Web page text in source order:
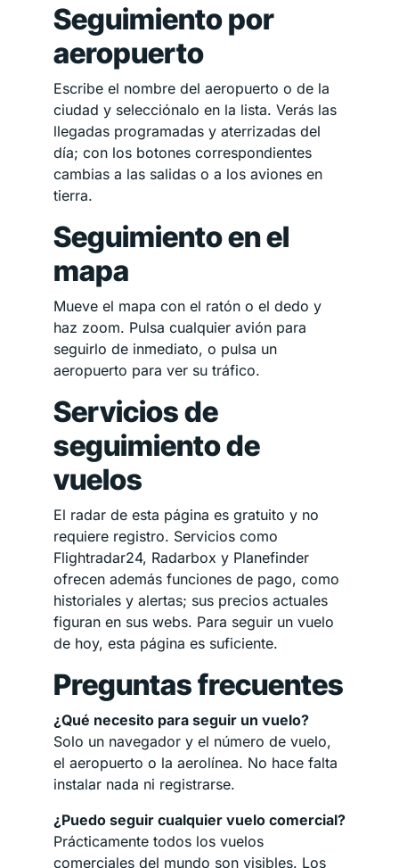
Seguimiento por
aeropuerto
Escribe el nombre del aeropuerto o de la
ciudad y selecciónalo en la lista. Verás las
llegadas programadas y aterrizadas del
día; con los botones correspondientes
cambias a las salidas o a los aviones en
tierra.
Seguimiento en el
mapa
Mueve el mapa con el ratón o el dedo y
haz zoom. Pulsa cualquier avión para
seguirlo de inmediato, o pulsa un
aeropuerto para ver su tráfico.
Servicios de
seguimiento de
vuelos
El radar de esta página es gratuito y no
requiere registro. Servicios como
Flightradar24, Radarbox y Planefinder
ofrecen además funciones de pago, como
historiales y alertas; sus precios actuales
figuran en sus webs. Para seguir un vuelo
de hoy, esta página es suficiente.
Preguntas frecuentes
¿Qué necesito para seguir un vuelo?
Solo un navegador y el número de vuelo,
el aeropuerto o la aerolínea. No hace falta
instalar nada ni registrarse.
¿Puedo seguir cualquier vuelo comercial?
Prácticamente todos los vuelos
comerciales del mundo son visibles. Los